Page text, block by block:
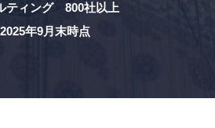
ティング 800社以上
年9月末時点